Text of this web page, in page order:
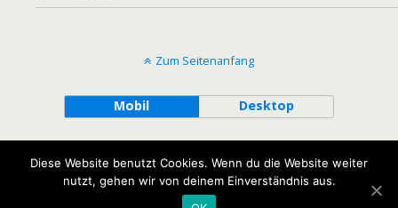
Zum Seitenanfang
Mobil Desktop
Diese Website benutzt Cookies. Wenn du die Website weiter
nutzt, gehen wir von deinem Einverständnis aus.